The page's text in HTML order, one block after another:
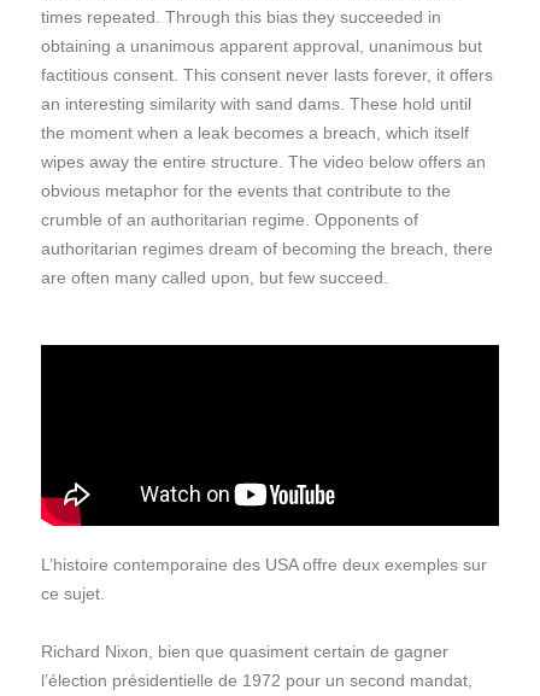
times repeated. Through this bias they succeeded in
obtaining a unanimous apparent approval, unanimous but
factitious consent. This consent never lasts forever, it offers
an interesting similarity with sand dams. These hold until
the moment when a leak becomes a breach, which itself
wipes away the entire structure. The video below offers an
obvious metaphor for the events that contribute to the
crumble of an authoritarian regime. Opponents of
authoritarian regimes dream of becoming the breach, there
are often many called upon, but few succeed.
L’histoire contemporaine des USA offre deux exemples sur
ce sujet.
Richard Nixon, bien que quasiment certain de gagner
l’élection présidentielle de 1972 pour un second mandat,